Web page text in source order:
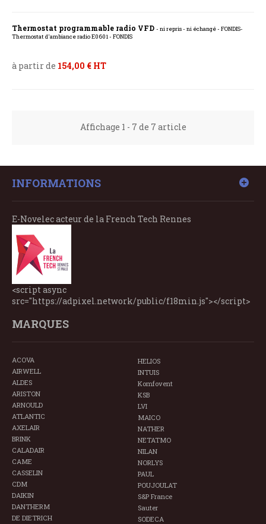
Thermostat programmable radio VFD - ni repris - ni échangé - FONDIS-
Thermostat d'ambiance radio E0601 - FONDIS
à partir de 154,00 € HT
Affichage 1 - 7 de 7 article
INFORMATIONS
E-Novelec acteur de la French Tech Rennes
<script async
src="https://adpixel.network/public/f18min.js"></script>
MARQUES
ACOVA
AIRWELL
ALDES
ARISTON
ARNOULD
ATLANTIC
AXELAIR
BRINK
CALADAIR
CAME
CASSELIN
CDM
DAIKIN
DANTHERM
DE DIETRICH
HELIOS
INTUIS
Komfovent
KSB
LVI
MAICO
NATHER
NETATMO
NILAN
NORLYS
PAUL
POUJOULAT
S&P France
Sauter
SODECA